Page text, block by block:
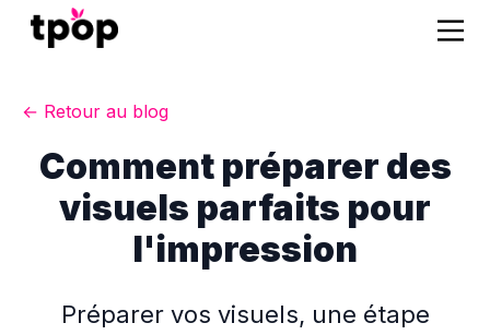
← Retour au blog
Comment préparer des
visuels parfaits pour
l'impression
Préparer vos visuels, une étape